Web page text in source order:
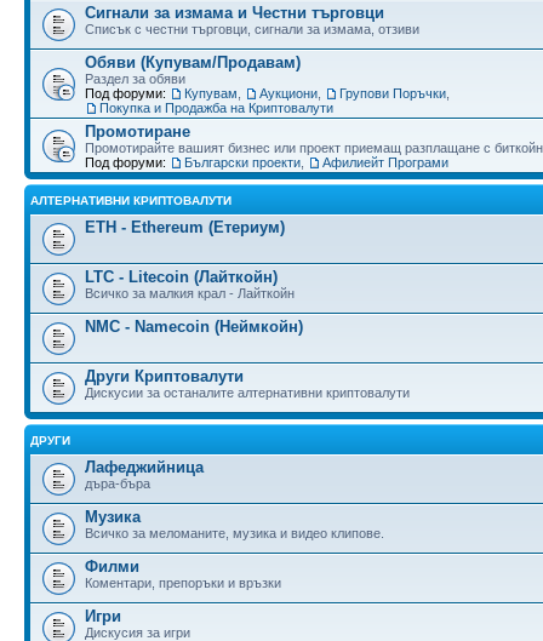
Сигнали за измама и Честни търговци
Списък с честни търговци, сигнали за измама, отзиви
Обяви (Купувам/Продавам)
Раздел за обяви
Под форуми:
Купувам Аукциони Групови Поръчки
Покупка и Продажба на Криптовалути
Промотиране
Промотирайте вашият бизнес или проект приемащ разплащане с биткойн
Под форуми:
Български проекти Афилиейт Програми
АЛТЕРНАТИВНИ КРИПТОВАЛУТИ
ETH - Ethereum (Етериум)
LTC - Litecoin (Лайткойн)
Всичко за малкия крал - Лайткойн
NMC - Namecoin (Неймкойн)
Други Криптовалути
Дискусии за останалите алтернативни криптовалути
ДРУГИ
Лафеджийница
дъра-бъра
Музика
Всичко за меломаните, музика и видео клипове.
Филми
Коментари, препоръки и връзки
Игри
Дискусия за игри